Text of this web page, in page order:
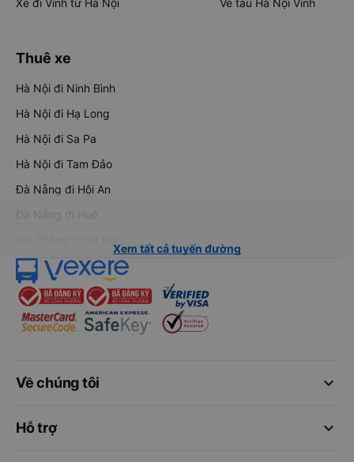
Xe đi Vinh từ Hà Nội
Vé tàu Hà Nội Vinh
Thuê xe
Hà Nội đi Ninh Bình
Hà Nội đi Hạ Long
Hà Nội đi Sa Pa
Hà Nội đi Tam Đảo
Đà Nẵng đi Hội An
Đà Nẵng đi Huế
Xem tất cả tuyến đường
keyboard_arrow_down
Về chúng tôi
keyboard_arrow_down
Hỗ trợ